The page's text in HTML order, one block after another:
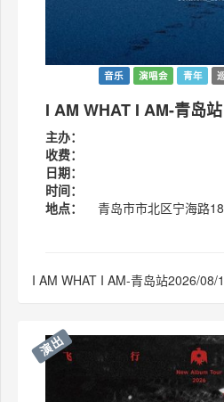
音乐 演唱会 青年
I AM WHAT I AM-青岛站
主办：
收费：
日期：
时间：
地点：
青岛市市北区宁海路
I AM WHAT I AM-青岛站2026/08/
演出